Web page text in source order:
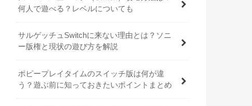
何人で遊べる？レベルについても
サルゲッチュSwitchに来ない理由とは？ソニ
ー版権と現状の遊び方を解説
ポピープレイタイムのスイッチ版は何が違
う？遊ぶ前に知っておきたいポイントまとめ